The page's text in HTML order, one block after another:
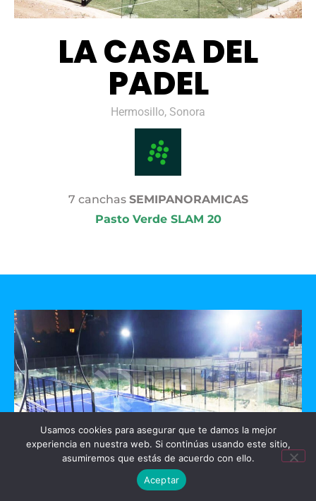
LA CASA DEL
PADEL
Hermosillo, Sonora
7 canchas SEMIPANORAMICAS
Pasto Verde SLAM 20
Usamos cookies para asegurar que te damos la mejor
experiencia en nuestra web. Si continúas usando este sitio,
asumiremos que estás de acuerdo con ello.
Aceptar